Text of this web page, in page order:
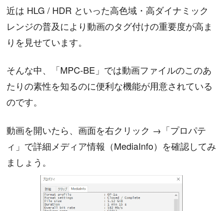
近は HLG / HDR といった高色域・高ダイナミック
レンジの普及により動画のタグ付けの重要度が高ま
りを見せています。
そんな中、「MPC-BE」では動画ファイルのこのあ
たりの素性を知るのに便利な機能が用意されている
のです。
動画を開いたら、画面を右クリック →「プロパテ
ィ」で詳細メディア情報（MediaInfo）を確認してみ
ましょう。